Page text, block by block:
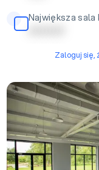
Największa
| | | | | | | | | |
Zaloguj się,
Sala bankietowo-